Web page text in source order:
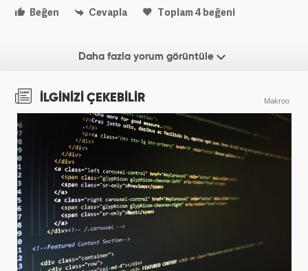
Beğen
Cevapla Toplam4 beğeni
Daha fazla yorum görüntüle
İLGİNİZİ ÇEKEBİLİR Makroo